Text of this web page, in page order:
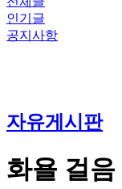
인기글
공지사항
자유게시판
화욜 걸음